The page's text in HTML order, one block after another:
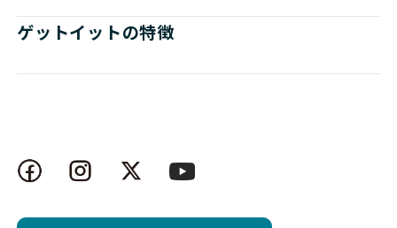
ゲットイットの特徴